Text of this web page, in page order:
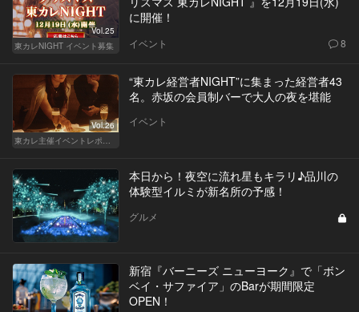
Vol.25
東カレNIGHT イベント募集
に開催！
イベント 8
Vol.26
“東カレ経営者NIGHT”に集まった経営者43
名。赤坂の会員制バーで大人の夜を堪能
イベント
本日から！夜空に流れ星もキラリ♪品川の
体験型イルミが新名所の予感！
グルメ
新宿『バーニーズ ニューヨーク』で「ボン
ベイ・サファイア」のBarが期間限定
OPEN！